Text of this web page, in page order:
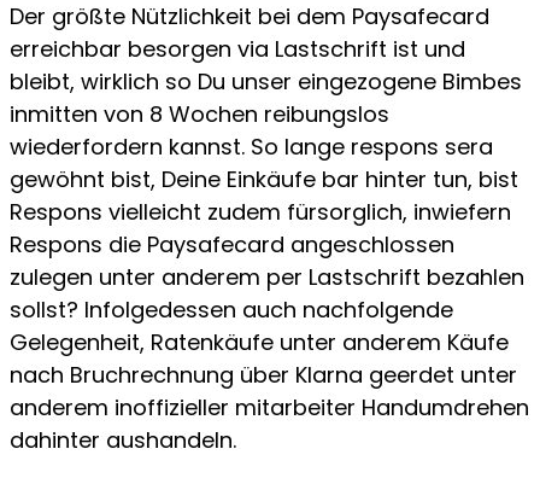
Der größte Nützlichkeit bei dem Paysafecard
erreichbar besorgen via Lastschrift ist und
bleibt, wirklich so Du unser eingezogene Bimbes
inmitten von 8 Wochen reibungslos
wiederfordern kannst. So lange respons sera
gewöhnt bist, Deine Einkäufe bar hinter tun, bist
Respons vielleicht zudem fürsorglich, inwiefern
Respons die Paysafecard angeschlossen
zulegen unter anderem per Lastschrift bezahlen
sollst? Infolgedessen auch nachfolgende
Gelegenheit, Ratenkäufe unter anderem Käufe
nach Bruchrechnung über Klarna geerdet unter
anderem inoffizieller mitarbeiter Handumdrehen
dahinter aushandeln.